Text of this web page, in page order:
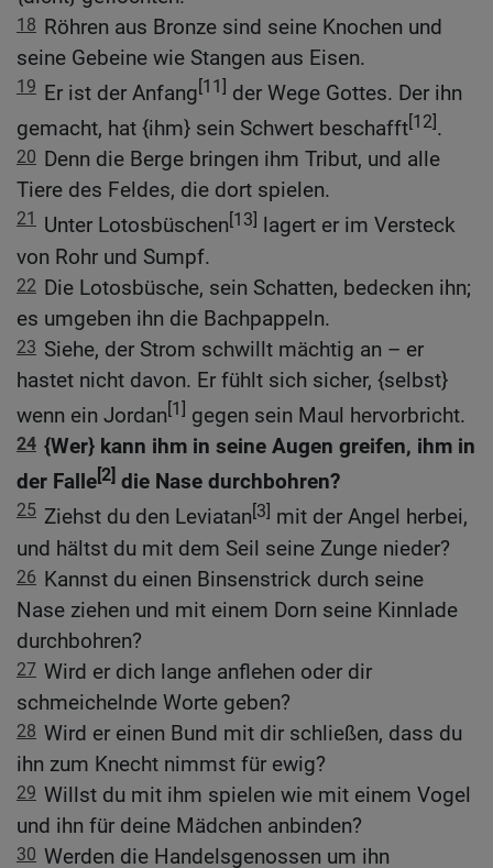
18 Röhren aus Bronze sind seine Knochen und
seine Gebeine wie Stangen aus Eisen.
19 Er ist der Anfang[11] der Wege Gottes. Der ihn
gemacht, hat {ihm} sein Schwert beschafft[12].
20 Denn die Berge bringen ihm Tribut, und alle
Tiere des Feldes, die dort spielen.
21 Unter Lotosbüschen[13] lagert er im Versteck
von Rohr und Sumpf.
22 Die Lotosbüsche, sein Schatten, bedecken ihn;
es umgeben ihn die Bachpappeln.
23 Siehe, der Strom schwillt mächtig an – er
hastet nicht davon. Er fühlt sich sicher, {selbst}
wenn ein Jordan[1] gegen sein Maul hervorbricht.
24 {Wer} kann ihm in seine Augen greifen, ihm in
der Falle[2] die Nase durchbohren?
25 Ziehst du den Leviatan[3] mit der Angel herbei,
und hältst du mit dem Seil seine Zunge nieder?
26 Kannst du einen Binsenstrick durch seine
Nase ziehen und mit einem Dorn seine Kinnlade
durchbohren?
27 Wird er dich lange anflehen oder dir
schmeichelnde Worte geben?
28 Wird er einen Bund mit dir schließen, dass du
ihn zum Knecht nimmst für ewig?
29 Willst du mit ihm spielen wie mit einem Vogel
und ihn für deine Mädchen anbinden?
30 Werden die Handelsgenossen um ihn